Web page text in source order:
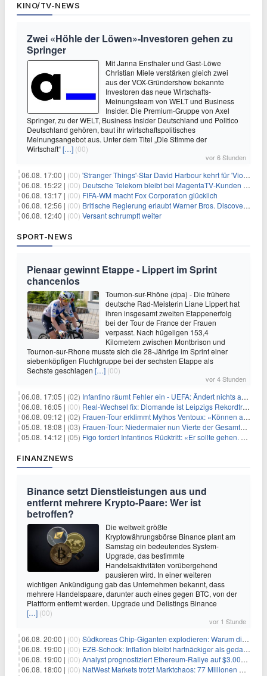
KINO/TV-NEWS
Zwei «Höhle der Löwen»-Investoren gehen zu
Springer
Mit Janna Ensthaler und Gast-Löwe
Christian Miele verstärken gleich zwei
aus der VOX-Gründershow bekannte
Investoren das neue Wirtschafts-
Meinungsteam von WELT und Business
Insider. Die Premium-Gruppe von Axel
Springer, zu der WELT, Business Insider Deutschland und Politico
Deutschland gehören, baut ihr wirtschaftspolitisches
Meinungsangebot aus. Unter dem Titel „Die Stimme der
Wirtschaft“[…] (00)
vor 6 Stunden
06.08. 17:00 | (00) 'Stranger Things'-Star David Harbour kehrt für 'Violent Night 2' zurück – Kristen Bell stößt zur Besetzung
06.08. 15:22 | (00) Deutsche Telekom bleibt bei MagentaTV-Kunden vage
06.08. 13:17 | (00) FIFA-WM macht Fox Corporation glücklich
06.08. 12:56 | (00) Britische Regierung erlaubt Warner Bros. Discovery-Übernahme
06.08. 12:40 | (00) Versant schrumpft weiter
SPORT-NEWS
Pienaar gewinnt Etappe - Lippert im Sprint
chancenlos
Tournon-sur-Rhône (dpa) - Die frühere
deutsche Rad-Meisterin Liane Lippert hat
ihren insgesamt zweiten Etappenerfolg
bei der Tour de France der Frauen
verpasst. Nach hügeligen 153,4
Kilometern zwischen Montbrison und
Tournon-sur-Rhone musste sich die 28-Jährige im Sprint einer
siebenköpfigen Fluchtgruppe bei der sechsten Etappe als
Sechste geschlagen […] (00)
vor 4 Stunden
06.08. 17:05 | (02) Infantino räumt Fehler ein - UEFA: Ändert nichts an Boykott
06.08. 16:05 | (00) Real-Wechsel fix: Diomande ist Leipzigs Rekordtransfer
06.08. 09:12 | (02) Frauen-Tour erklimmt Mythos Ventoux: «Können alles schaffen»
05.08. 18:08 | (03) Frauen-Tour: Niedermaier nun Vierte der Gesamtwertung
05.08. 14:12 | (05) Figo fordert Infantinos Rücktritt: «Er sollte gehen. Jetzt»
FINANZNEWS
Binance setzt Dienstleistungen aus und
entfernt mehrere Krypto-Paare: Wer ist
betroffen?
Die weltweit größte
Kryptowährungsbörse Binance plant am
Samstag ein bedeutendes System-
Upgrade, das bestimmte
Handelsaktivitäten vorübergehend
pausieren wird. In einer weiteren
wichtigen Ankündigung gab das Unternehmen bekannt, dass
mehrere Handelspaare, darunter auch eines gegen BTC, von der
Plattform entfernt werden. Upgrade und Delistings Binance
[…] (00)
vor 1 Stunde
06.08. 20:00 | (00) Südkoreas Chip-Giganten explodieren: Warum dieser Rekord-Tag die KI-Branche erschüttert
06.08. 19:00 | (00) EZB-Schock: Inflation bleibt hartnäckiger als gedacht – 2027 wird zum kritischen Test
06.08. 19:00 | (00) Analyst prognostiziert Ethereum-Rallye auf $3.000 nach entscheidendem On-Chain-Ausbruch
06.08. 18:00 | (00) NatWest Markets trotzt Marktchaos: 77 Millionen Pfund Gewinn im ersten Halbjahr